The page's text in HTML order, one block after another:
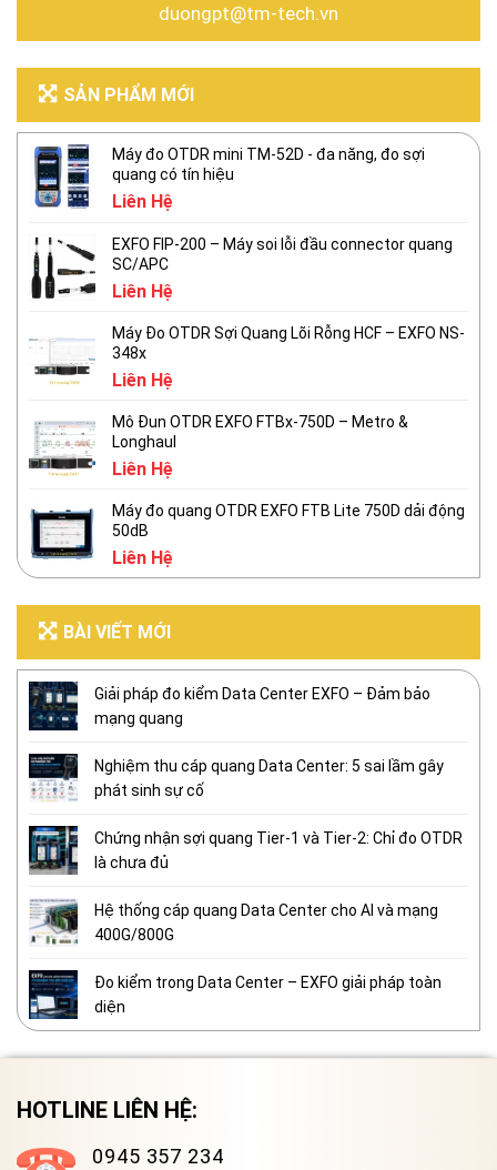
duongpt@tm-tech.vn
SẢN PHẨM MỚI
Máy đo OTDR mini TM-52D - đa năng, đo sợi
quang có tín hiệu
Liên Hệ
EXFO FIP-200 – Máy soi lỗi đầu connector quang
SC/APC
Liên Hệ
Máy Đo OTDR Sợi Quang Lõi Rỗng HCF – EXFO NS-
348x
Liên Hệ
Mô Đun OTDR EXFO FTBx-750D – Metro &
Longhaul
Liên Hệ
Máy đo quang OTDR EXFO FTB Lite 750D dải động
50dB
Liên Hệ
BÀI VIẾT MỚI
Giải pháp đo kiểm Data Center EXFO – Đảm bảo
mạng quang
Nghiệm thu cáp quang Data Center: 5 sai lầm gây
phát sinh sự cố
Chứng nhận sợi quang Tier-1 và Tier-2: Chỉ đo OTDR
là chưa đủ
Hệ thống cáp quang Data Center cho AI và mạng
400G/800G
Đo kiểm trong Data Center – EXFO giải pháp toàn
diện
HOTLINE LIÊN HỆ:
0945 357 234